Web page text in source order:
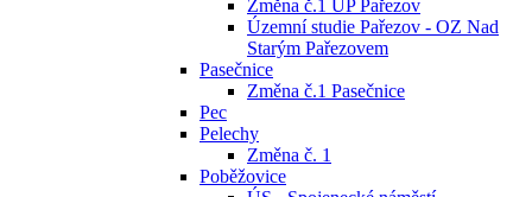
Změna č.1 ÚP Pařezov
Územní studie Pařezov - OZ Nad
Starým Pařezovem
Pasečnice
Změna č.1 Pasečnice
Pec
Pelechy
Změna č. 1
Poběžovice